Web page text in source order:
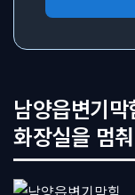
남양읍변기
화장실을 멈